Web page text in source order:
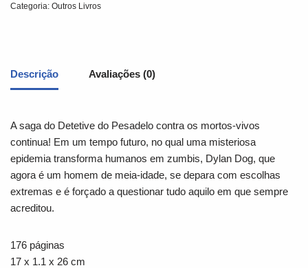
Categoria: Outros Livros
Descrição Avaliações (0)
A saga do Detetive do Pesadelo contra os mortos-vivos
continua! Em um tempo futuro, no qual uma misteriosa
epidemia transforma humanos em zumbis, Dylan Dog, que
agora é um homem de meia-idade, se depara com escolhas
extremas e é forçado a questionar tudo aquilo em que sempre
acreditou.
176 páginas
17 x 1.1 x 26 cm